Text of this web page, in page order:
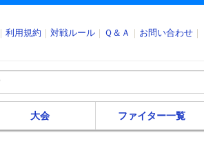
利用規約 対戦ルール Ｑ＆Ａ お問い合わせ
大会 ファイター一覧